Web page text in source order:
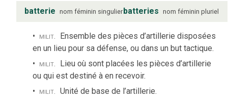
batterie nom féminin singulierbatteries nom féminin pluriel
milit. Ensemble des pièces d’artillerie disposées
en un lieu pour sa défense, ou dans un but tactique.
milit. Lieu où sont placées les pièces d’artillerie
ou qui est destiné à en recevoir.
milit. Unité de base de l’artillerie.